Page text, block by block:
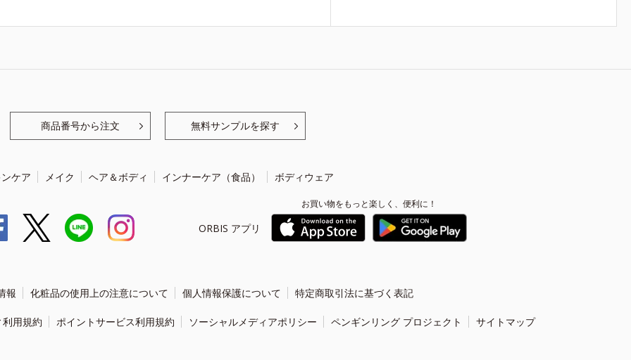
商品番号から注文 無料サンプルを探す
ケア メイク ヘア＆ボディ インナーケア（食品） ボディウェア
ORBIS アプリ
お買い物をもっと楽しく、便利に！
報 化粧品の使用上の注意について 個人情報保護について 特定商取引法に基づく表記
用規約 ポイントサービス利用規約 ソーシャルメディアポリシー ペンギンリング プロジェクト サイトマップ